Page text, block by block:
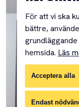
För att vi ska
bättre,
hemsida. Läs
Acceptera alla
Endast